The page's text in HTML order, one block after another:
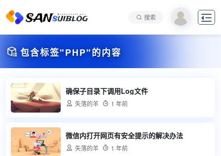
搜索 
 包含标签"PHP"的内容
确保子目录下调用Log文件
 失落的羊  1 年前
微信内打开网页有安全提示的解决办法
 失落的羊  1 年前